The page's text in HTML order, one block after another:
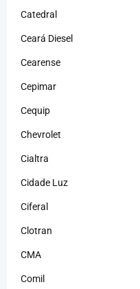
Catedral
Ceará Diesel
Cearense
Cepimar
Cequip
Chevrolet
Cialtra
Cidade Luz
Ciferal
Clotran
CMA
Comil